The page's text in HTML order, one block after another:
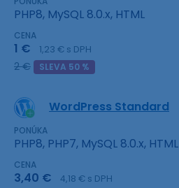
PHP8, MySQL 8.0.x, HTML
CENA
1 € 1,23 € s DPH
2 € SLEVA 50 %
WordPress Standard
PONÚKA
PHP8, PHP7, MySQL 8.0.x, HTML
CENA
3,40 € 4,18 € s DPH